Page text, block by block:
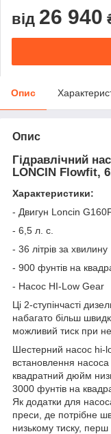
від 26 940
Опис
Опис
Гідравлічний
LONCIN Flowfit,
Характеристики:
- Двигун Loncin
- 6,5 л. с.
- 36 літрів за хвилину
- 900 фунтів на
- Насос HI-Low Gear
Ці 2-ступінчасті
набагато більш
можливий тиск при
Шестерний насос hi-
встановлення
квадратний дюйм
3000 фунтів на
Як додатки для
преси, де потрібне
низькому тиску,